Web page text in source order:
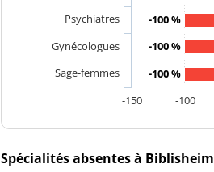
-100 %
-100 %
-100 %
Psychiatres
Gynécologues
Sage-femmes
-100
-150
Spécialités absentes à Biblisheim